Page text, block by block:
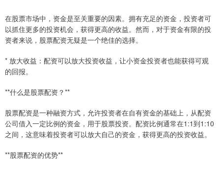
在股票市场中，资金是至关重要的因素。拥有充足的资金，投资者可
以抓住更多的投资机会，获得更高的收益。然而，对于资金有限的投
资者来说，股票配资无疑是一个绝佳的选择。
* 放大收益：配资可以放大投资收益，让小资金投资者也能获得可观
的回报。
**什么是股票配资？**
股票配资是一种融资方式，允许投资者在自有资金的基础上，从配资
公司借入一定比例的资金，用于股票投资。配资比例通常在1:1到1:10
之间，这意味着投资者可以放大自己的资金，获得更高的投资收益。
**股票配资的优势**